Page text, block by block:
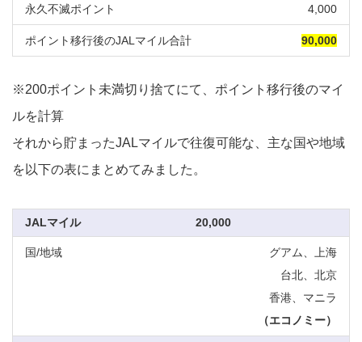
4,000
90,000
※200ポイント未満切り捨てにて、ポイント移行後のマイ
ルを計算
それから貯まったJALマイルで往復可能な、主な国や地域
を以下の表にまとめてみました。
20,000
グアム、上海
台北、北京
香港、マニラ
（エコノミー）